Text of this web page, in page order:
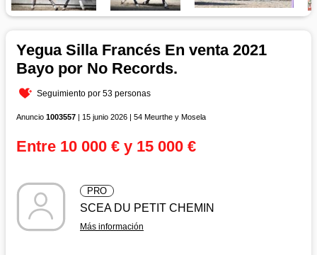
Yegua Silla Francés En venta 2021
Bayo por No Records.
Seguimiento por 53 personas
Anuncio 1003557 | 15 junio 2026 | 54 Meurthe y Mosela
Entre 10 000 € y 15 000 €
PRO
SCEA DU PETIT CHEMIN
Más información